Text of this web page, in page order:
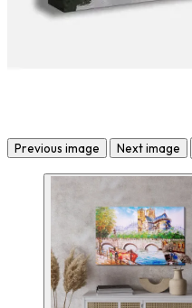
Previous image Next image